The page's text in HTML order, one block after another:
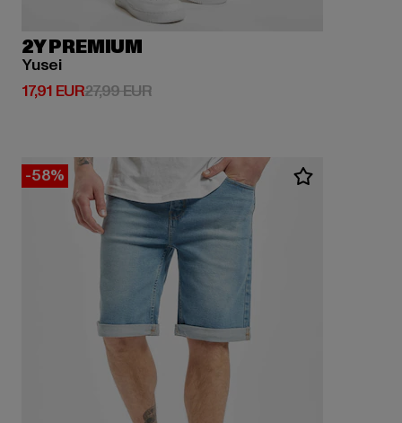
2Y PREMIUM
Yusei
17,91 EUR
Derzeitiger Preis: 17,91 EUR
27,99 EURAktionspreis: 27,99 EUR
-58%